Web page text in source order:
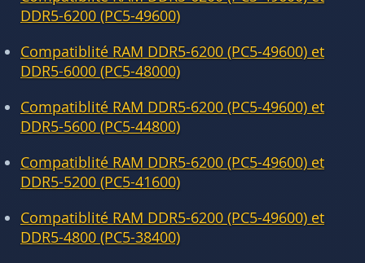
DDR5-6200 (PC5-49600)
Compatiblité RAM DDR5-6200 (PC5-49600) et
DDR5-6000 (PC5-48000)
Compatiblité RAM DDR5-6200 (PC5-49600) et
DDR5-5600 (PC5-44800)
Compatiblité RAM DDR5-6200 (PC5-49600) et
DDR5-5200 (PC5-41600)
Compatiblité RAM DDR5-6200 (PC5-49600) et
DDR5-4800 (PC5-38400)